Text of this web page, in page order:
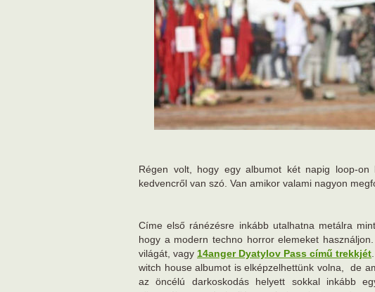
Régen volt, hogy egy albumot két napig loop-
kedvencről van szó. Van amikor valami nagyon
Címe első ránézésre inkább utalhatna metálra
hogy a modern techno horror elemeket
világát, vagy 14anger Dyatylov Pass című trekkjét
witch house albumot is elképzelhettünk volna, de
az öncélú darkoskodás helyett sokkal inkább